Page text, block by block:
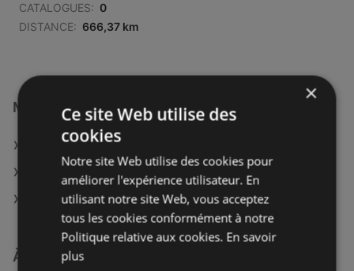
CATALOGUES: 0
DISTANCE: 666,37 km
Magasins Meubles Lambermont à :
Meubles Lambermont à Sedan
Meubles Lambermont à Verdun
Meubles Lambermont à Épernay
À découvrir aussi
×
Ce site Web utilise des
cookies
Notre site Web utilise des cookies pour
améliorer l'expérience utilisateur. En
utilisant notre site Web, vous acceptez
tous les cookies conformément à notre
Politique relative aux cookies. En savoir
plus